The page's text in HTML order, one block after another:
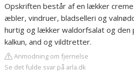
Opskriften består af en lækker
æbler, vindruer, bladselleri og
hurtig og lækker waldorfsalat og den
kalkun, and og vildtretter.
Anmodning om fjernelse
Se det fulde svar på arla.dk